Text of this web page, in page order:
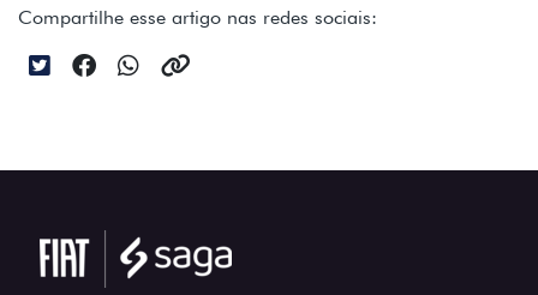
Compartilhe esse artigo nas redes sociais: